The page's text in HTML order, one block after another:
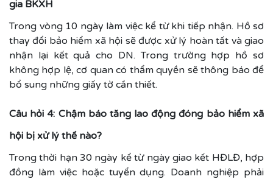
gia BKXH
Trong vòng 10 ngày làm việc kể từ khi tiếp nhận. Hồ sơ
thay đổi bảo hiểm xã hội sẽ được xử lý hoàn tất và giao
nhận lại kết quả cho DN. Trong trường hợp hồ sơ
không hợp lệ, cơ quan có thẩm quyền sẽ thông báo để
bổ sung những giấy tờ cần thiết.
Câu hỏi 4: Chậm báo tăng lao động đóng bảo hiểm xã
hội bị xử lý thế nào?
Trong thời hạn 30 ngày kể từ ngày giao kết HĐLĐ, hợp
đồng làm việc hoặc tuyển dụng. Doanh nghiệp phải